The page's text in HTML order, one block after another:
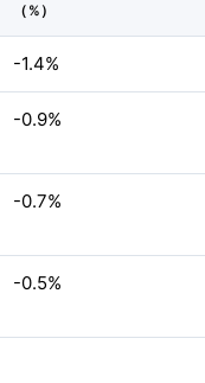
（%）
-1.4%
-0.9%
-0.7%
-0.5%